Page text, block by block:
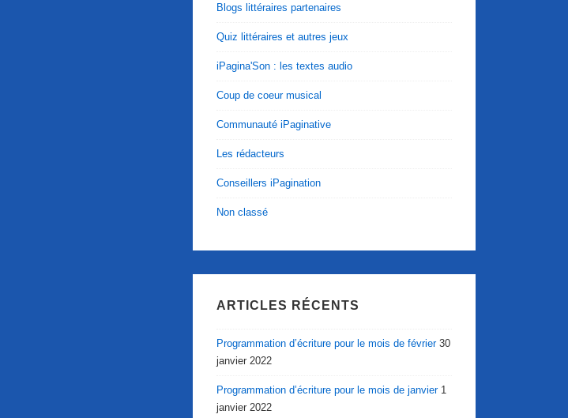
Blogs littéraires partenaires
Quiz littéraires et autres jeux
iPagina'Son : les textes audio
Coup de coeur musical
Communauté iPaginative
Les rédacteurs
Conseillers iPagination
Non classé
ARTICLES RÉCENTS
Programmation d’écriture pour le mois de février 30
janvier 2022
Programmation d’écriture pour le mois de janvier 1
janvier 2022